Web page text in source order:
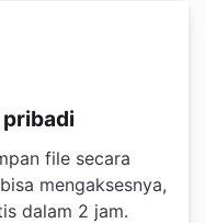
pribadi
file secara
mengaksesnya,
dalam 2 jam.